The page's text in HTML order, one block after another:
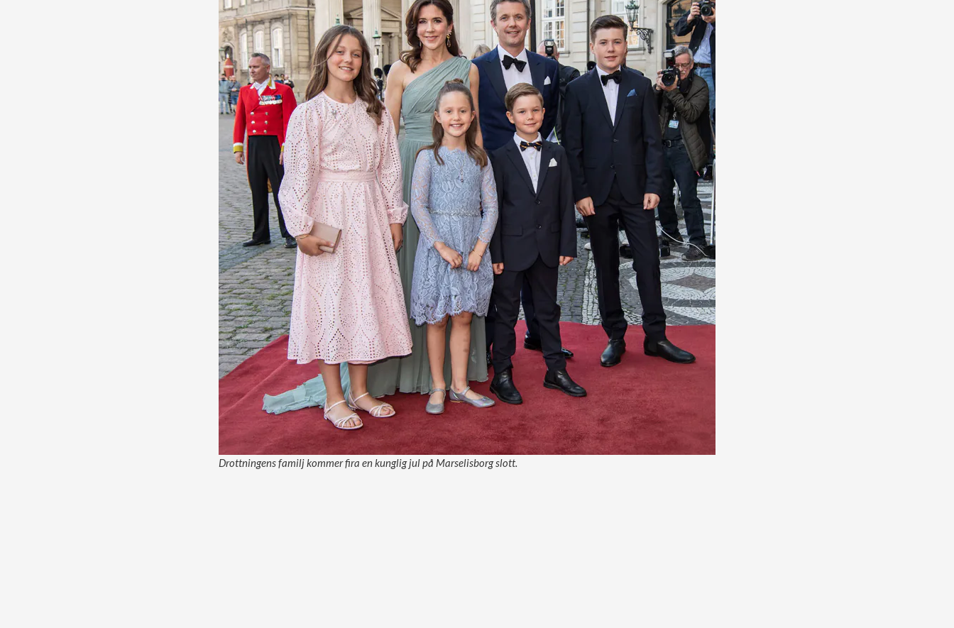
Drottningens familj kommer fira en kunglig jul på Marselisborg slott.